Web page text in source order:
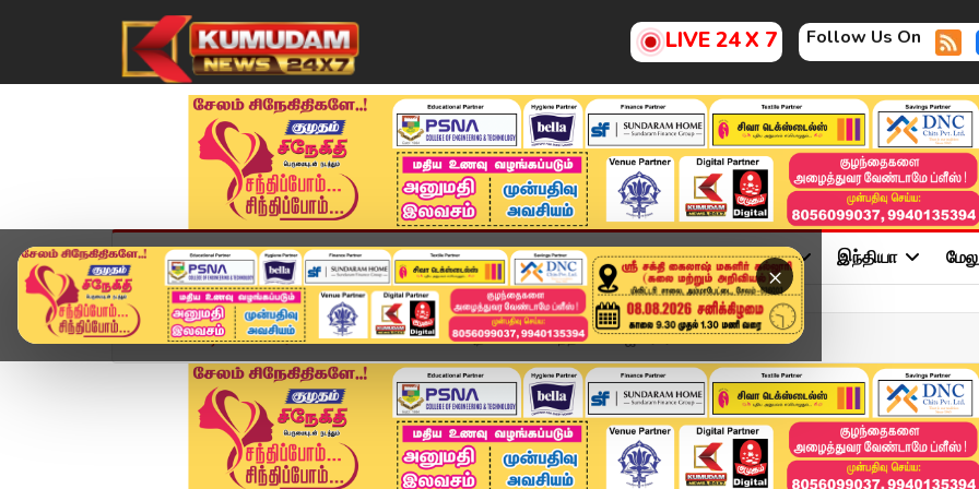
LIVE 24 X 7 Follow Us On
×
முகப்பு விளையாட்டு அண்மை தமிழ்நாடு சினிமா அரசியல் விளையாட்டு இந்தியா
Home வீடியோ ஸ்டோரி வெளியான வெள்ளை அறிக்கை - செந்தில் பாலாஜி பரபரப்...